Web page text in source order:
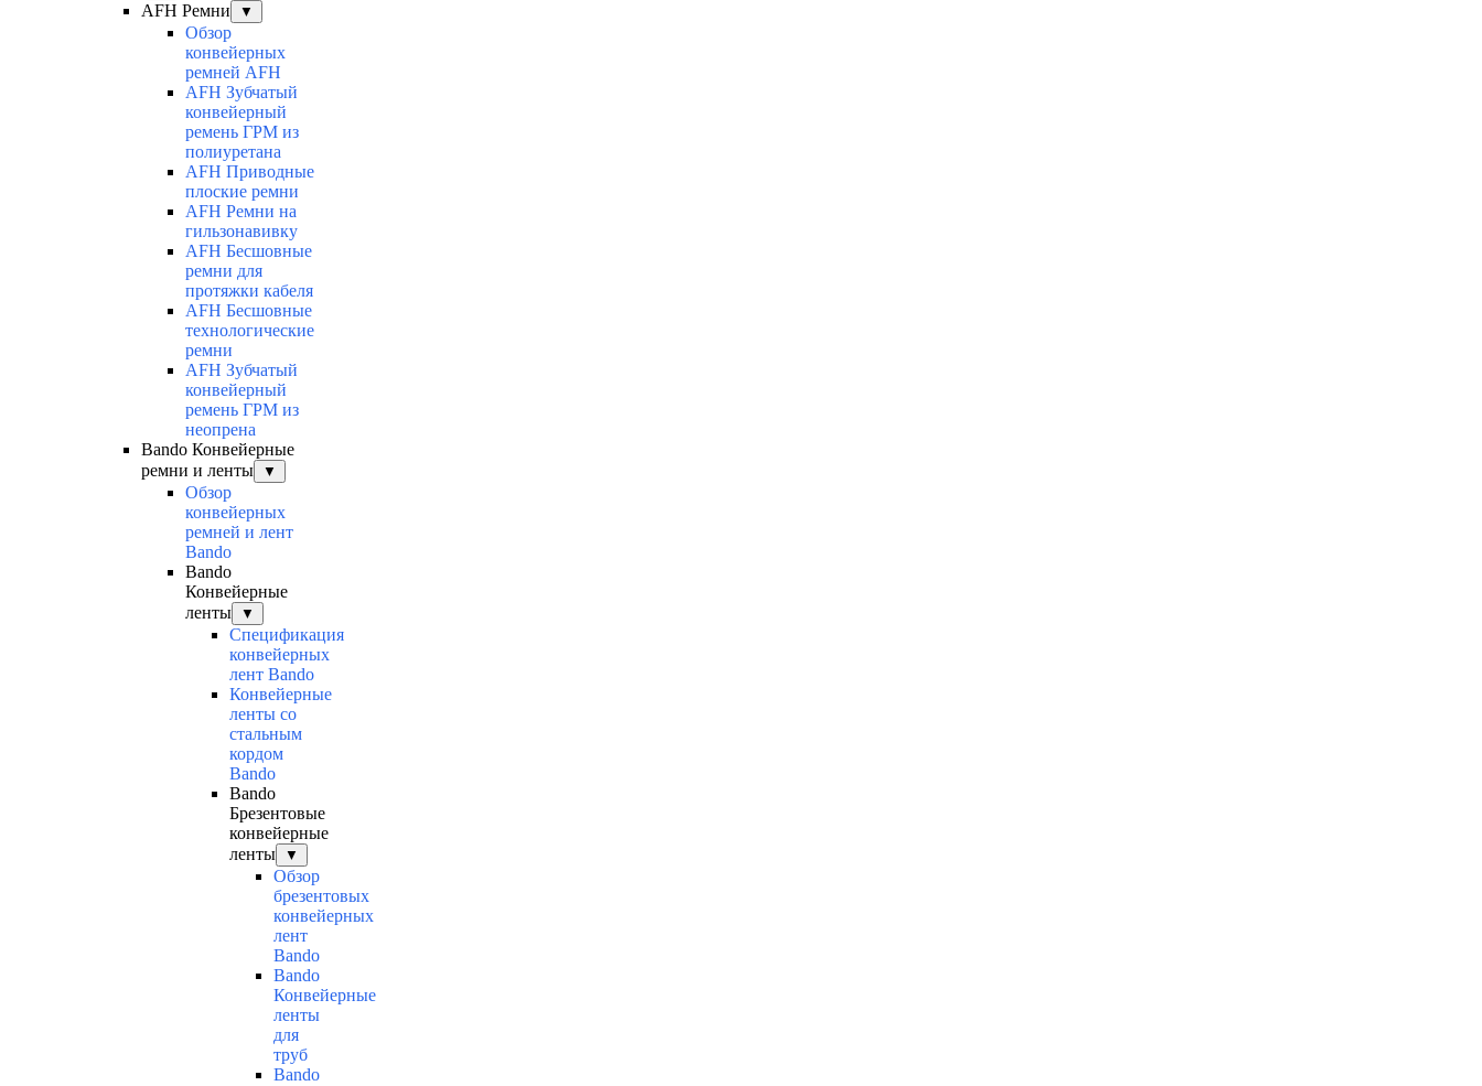
AFH Ремни ▼
Обзор
конвейерных
ремней AFH
AFH Зубчатый
конвейерный
ремень ГРМ из
полиуретана
AFH Приводные
плоские ремни
AFH Ремни на
гильзонавивку
AFH Бесшовные
ремни для
протяжки кабеля
AFH Бесшовные
технологические
ремни
AFH Зубчатый
конвейерный
ремень ГРМ из
неопрена
Bando Конвейерные
ремни и ленты
▼
Обзор
конвейерных
ремней и лент
Bando
Bando
Конвейерные
ленты
▼
Спецификация
конвейерных
лент Bando
Конвейерные
ленты со
стальным
кордом
Bando
Bando
Брезентовые
конвейерные
ленты
▼
Обзор
брезентовых
конвейерных
лент
Bando
Bando
Конвейерные
ленты
для
труб
Bando